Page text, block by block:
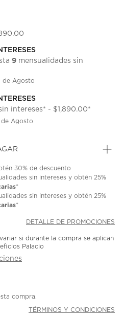
9 mensualidades sin
de Agosto
intereses* - $1,890.00*
de Agosto
30% de descuento
sin intereses y obtén 25%
*
sin intereses y obtén 25%
*
DETALLE DE PROMOCIONES
si durante la compra se aplican
Palacio
compra.
TÉRMINOS Y CONDICIONES